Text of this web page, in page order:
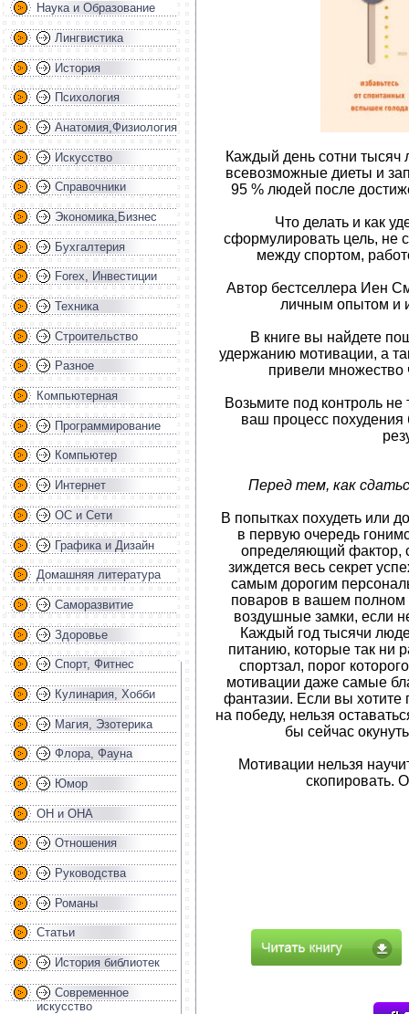
Наука и Образование
Лингвистика
История
Психология
Анатомия,Физиология
Искусство
Справочники
Экономика,Бизнес
Бухгалтерия
Forex, Инвестиции
Техника
Строительство
Разное
Компьютерная
Программирование
Компьютер
Интернет
ОС и Сети
Графика и Дизайн
Домашняя литература
Саморазвитие
Здоровье
Спорт, Фитнес
Кулинария, Хобби
Магия, Эзотерика
Флора, Фауна
Юмор
ОН и ОНА
Отношения
Руководства
Романы
Статьи
История библиотек
Современное
искусство
Каждый день сотни тысяч
всевозможные диеты и
95 % людей после
Что делать и как
сформулировать цель, не
между спортом,
Автор бестселлера Иен
личным опытом и
В книге вы найдете
удержанию мотивации, а
привели
Возьмите под контроль не
ваш процесс похудения
Перед тем, как
В попытках похудеть или
в первую очередь
определяющий фактор,
зиждется весь секрет
самым дорогим
поваров в вашем полном
воздушные замки, если
Каждый год тысячи
питанию, которые так ни
спортзал, порог
мотивации даже самые
фантазии. Если вы хотите
на победу, нельзя
бы сейчас
Мотивации нельзя
скопировать.